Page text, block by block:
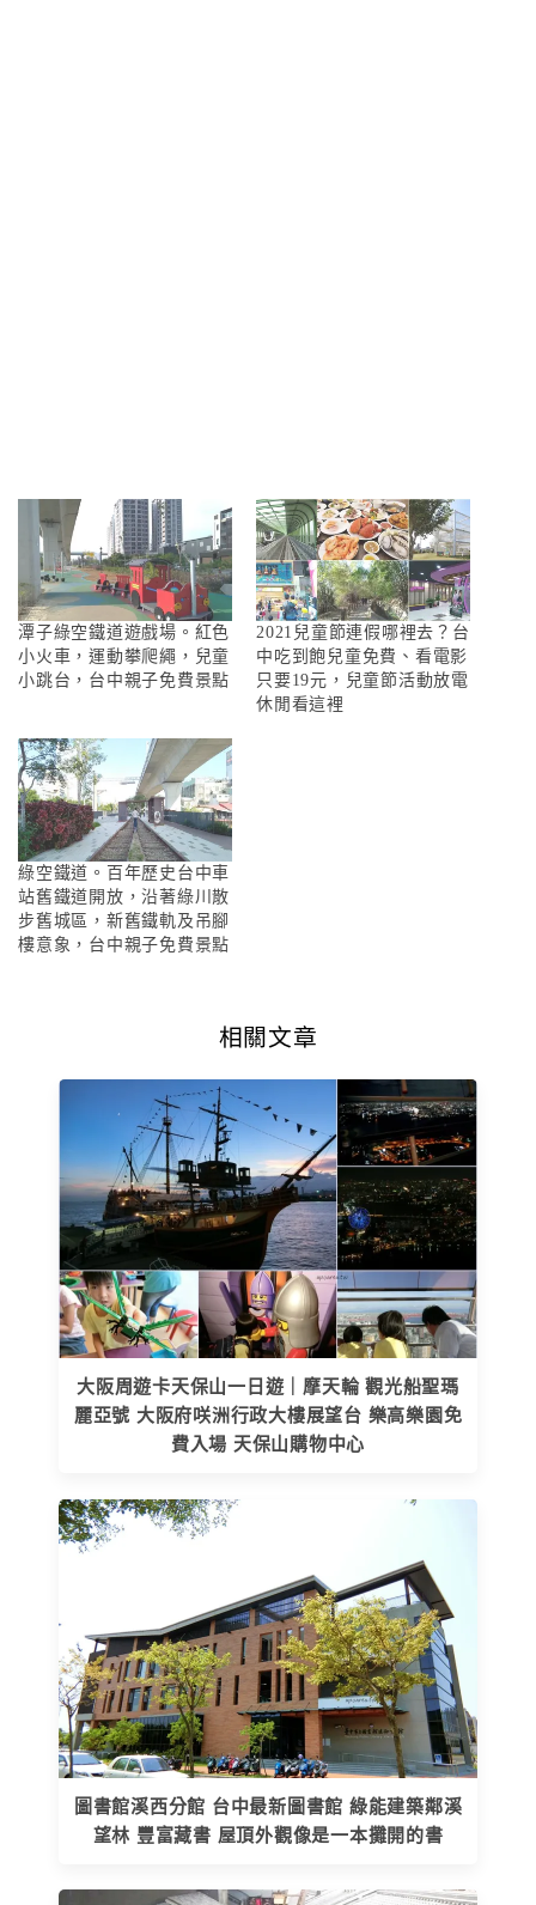
潭子綠空鐵道遊戲場。紅色
小火車，運動攀爬繩，兒童
小跳台，台中親子免費景點
2021兒童節連假哪裡去？台
中吃到飽兒童免費、看電影
只要19元，兒童節活動放電
休閒看這裡
綠空鐵道。百年歷史台中車
站舊鐵道開放，沿著綠川散
步舊城區，新舊鐵軌及吊腳
樓意象，台中親子免費景點
相關文章
大阪周遊卡天保山一日遊｜摩天輪 觀光船聖瑪
麗亞號 大阪府咲洲行政大樓展望台 樂高樂園免
費入場 天保山購物中心
圖書館溪西分館 台中最新圖書館 綠能建築鄰溪
望林 豐富藏書 屋頂外觀像是一本攤開的書